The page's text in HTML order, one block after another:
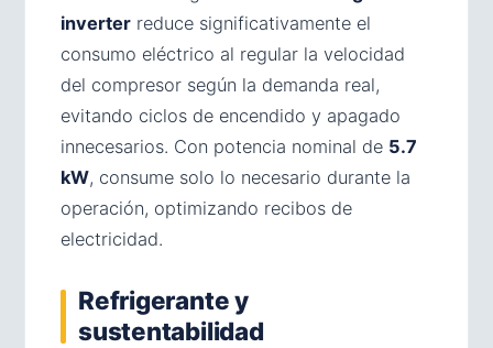
inverter reduce significativamente el
consumo eléctrico al regular la velocidad
del compresor según la demanda real,
evitando ciclos de encendido y apagado
innecesarios. Con potencia nominal de 5.7
kW, consume solo lo necesario durante la
operación, optimizando recibos de
electricidad.
Refrigerante y
sustentabilidad